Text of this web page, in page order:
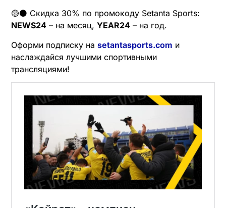
🟡⚫️ Скидка 30% по промокоду Setanta Sports:
NEWS24 – на месяц, YEAR24 – на год.
Оформи подписку на setantasports.com и
наслаждайся лучшими спортивными
трансляциями!